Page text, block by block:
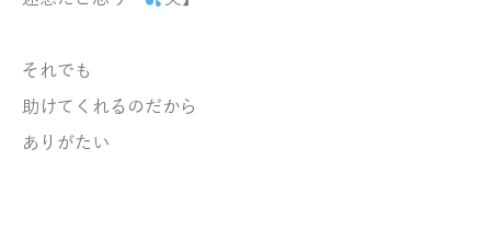
それでも
助けてくれるのだから
ありがたい